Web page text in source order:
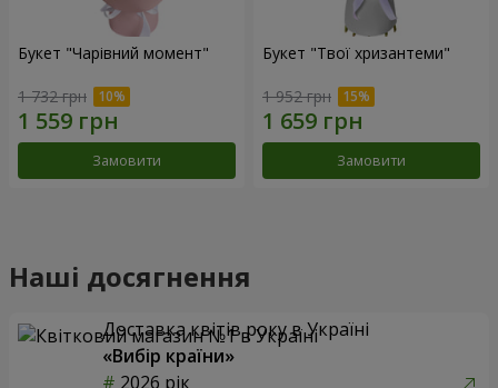
Букет "Чарівний момент"
1 732 грн
Замовити
Букет "Твої хризантеми"
1 952 грн
Замовити
Наші досягнення
Доставка квітів року в Україні
«Вибір країни»
2026 рік